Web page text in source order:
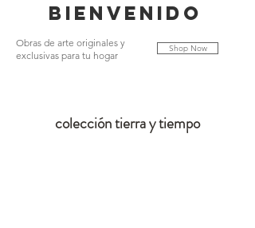
BIENVENIDO
Shop Now
Obras de arte originales y
exclusivas para tu hogar
colección tierra y tiempo